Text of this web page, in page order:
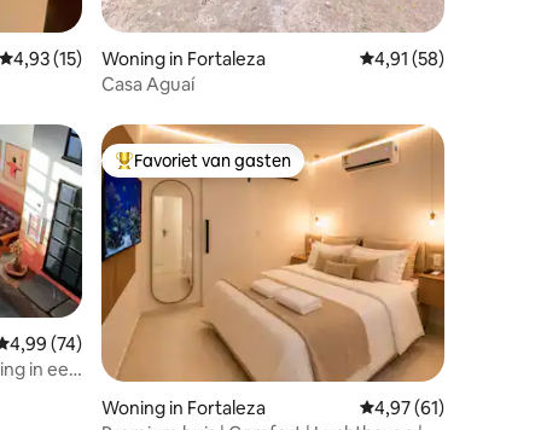
Gemiddelde beoordeling van 4,93 op 5, 15 recensies
4,93 (15)
Woning in Fortaleza Gemiddelde
4,91 (58)
Casa Aguaí
beoordeling van 4,99 op 5, 74 recensies
4,99 (74)
in een
Topfavoriet van gasten
Favoriet van gasten
Woning in Fortaleza Gemiddelde
4,97 (61)